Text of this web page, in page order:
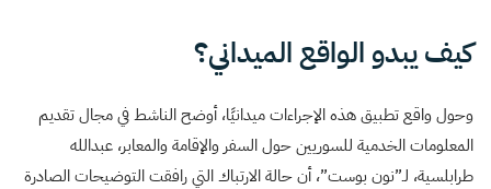
كيف يبدو الواقع الميداني؟
وحول واقع تطبيق هذه الإجراءات ميدانيًا، أوضح الناشط في مجال تقديم
المعلومات الخدمية للسوريين حول السفر والإقامة والمعابر، عبدالله
طرابلسية، لـ”نون بوست”، أن حالة الارتباك التي رافقت التوضيحات الصادرة